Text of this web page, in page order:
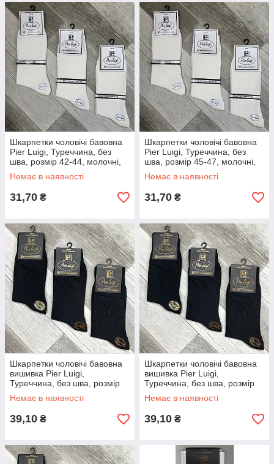
Шкарпетки чоловічі бавовна
Pier Luigi, Туреччина, без
шва, розмір 42-44, молочні,
02584
Немає в наявності
31,70 ₴
Шкарпетки чоловічі бавовна
Pier Luigi, Туреччина, без
шва, розмір 45-47, молочні,
02585
Немає в наявності
31,70 ₴
Шкарпетки чоловічі бавовна
вишивка Pier Luigi,
Туреччина, без шва, розмір
39-41, чорні, 02556
Немає в наявності
39,10 ₴
Шкарпетки чоловічі бавовна
вишивка Pier Luigi,
Туреччина, без шва, розмір
42-44, чорні, 02557
Немає в наявності
39,10 ₴